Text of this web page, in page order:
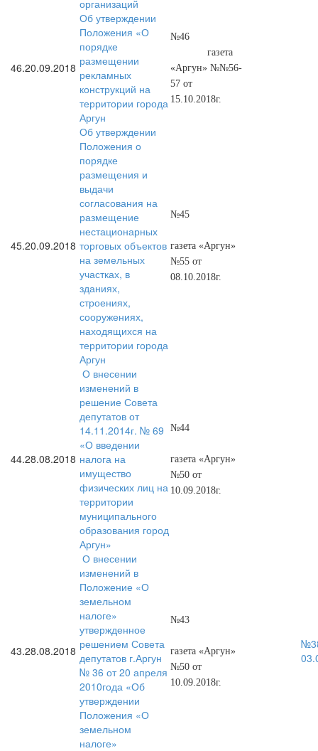
организаций
46.20.09.2018
Об утверждении
Положения «О
порядке
размещении
рекламных
конструкций на
территории города
Аргун
№46
газета
«Аргун» №№56-
57 от
15.10.2018г.
45.20.09.2018
Об утверждении
Положения о
порядке
размещения и
выдачи
согласования на
размещение
нестационарных
торговых объектов
на земельных
участках, в
зданиях,
строениях,
сооружениях,
находящихся на
территории города
Аргун
№45
газета «Аргун»
№55 от
08.10.2018г.
44.28.08.2018
О внесении
изменений в
решение Совета
депутатов от
14.11.2014г. № 69
«О введении
налога на
имущество
физических лиц на
территории
муниципального
образования город
Аргун»
№44
газета «Аргун»
№50 от
10.09.2018г.
43.28.08.2018
О внесении
изменений в
Положение «О
земельном
налоге»
утвержденное
решением Совета
депутатов г.Аргун
№ 36 от 20 апреля
2010года «Об
утверждении
Положения «О
земельном
налоге»
№43
газета «Аргун»
№50 от
10.09.2018г.